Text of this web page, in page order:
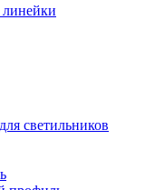
светильников